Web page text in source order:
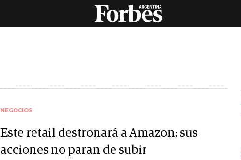
NEGOCIOS
Este retail destronará a Amazon: sus
acciones no paran de subir